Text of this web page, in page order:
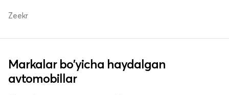
Zeekr
Markalar bo'yicha haydalgan
avtomobillar